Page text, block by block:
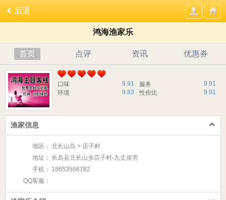
后退
鸿海渔家乐
首页 点评 资讯 优惠券
9.91
口味 9.91
服务
9.83
环境 9.91
性价比
渔家信息
地区： 北长山岛 > 店子村
地址： 长岛县北长山乡店子村-九丈崖旁
手机： 18653566782
QQ客服：